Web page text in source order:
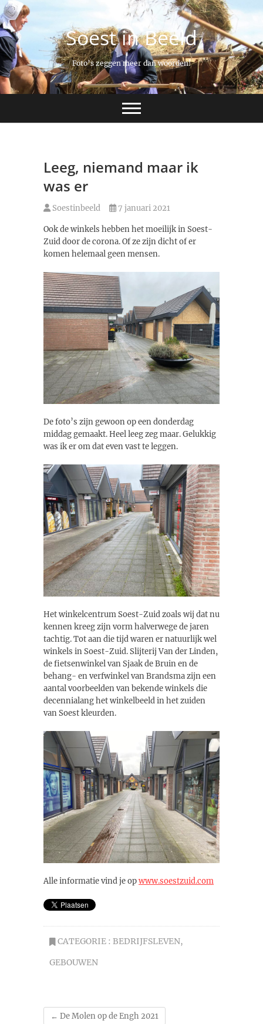
Ga
naar
de
inhoud
Soest in Beeld
Foto’s zeggen meer dan woorden!
Leeg, niemand maar ik
was er
Soestinbeeld 7 januari 2021
Ook de winkels hebben het moeilijk in Soest-
Zuid door de corona. Of ze zijn dicht of er
komen helemaal geen mensen.
De foto’s zijn gewoon op een donderdag
middag gemaakt. Heel leeg zeg maar. Gelukkig
was ik er om dat even vast te leggen.
Het winkelcentrum Soest-Zuid zoals wij dat nu
kennen kreeg zijn vorm halverwege de jaren
tachtig. Tot aan die tijd waren er natuurlijk wel
winkels in Soest-Zuid. Slijterij Van der Linden,
de fietsenwinkel van Sjaak de Bruin en de
behang- en verfwinkel van Brandsma zijn een
aantal voorbeelden van bekende winkels die
decennialang het winkelbeeld in het zuiden
van Soest kleurden.
Alle informatie vind je opwww.soestzuid.com
CATEGORIE : BEDRIJFSLEVEN,
GEBOUWEN
← De Molen op de Engh 2021